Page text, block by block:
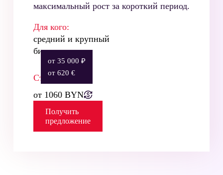
максимальный рост за короткий период.
Для кого:
средний и крупный
бизнес
Стоимость:
от 1060 BYN
от 35 000 ₽
от 620 €
Получить
предложение